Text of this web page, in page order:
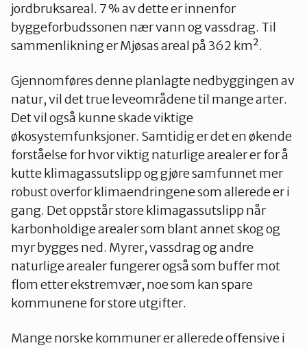
jordbruksareal. 7 % av dette er innenfor
byggeforbudssonen nær vann og vassdrag. Til
sammenlikning er Mjøsas areal på 362 km².
Gjennomføres denne planlagte nedbyggingen av
natur, vil det true leveområdene til mange arter.
Det vil også kunne skade viktige
økosystemfunksjoner. Samtidig er det en økende
forståelse for hvor viktig naturlige arealer er for å
kutte klimagassutslipp og gjøre samfunnet mer
robust overfor klimaendringene som allerede er i
gang. Det oppstår store klimagassutslipp når
karbonholdige arealer som blant annet skog og
myr bygges ned. Myrer, vassdrag og andre
naturlige arealer fungerer også som buffer mot
flom etter ekstremvær, noe som kan spare
kommunene for store utgifter.
Mange norske kommuner er allerede offensive i